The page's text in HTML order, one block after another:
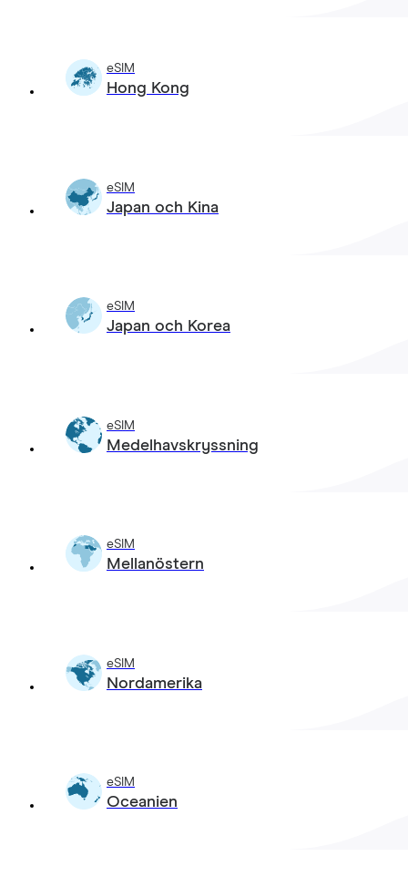
eSIM
Hong Kong
eSIM
Japan och Kina
eSIM
Japan och Korea
eSIM
Medelhavskryssning
eSIM
Mellanöstern
eSIM
Nordamerika
eSIM
Oceanien